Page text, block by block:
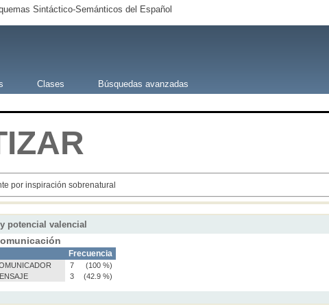
Sintáctico-Semánticos del Español
Clases Búsquedas avanzadas
por inspiración sobrenatural
potencial valencial
Frecuencia
7
(100 %)
3 (42.9 %)